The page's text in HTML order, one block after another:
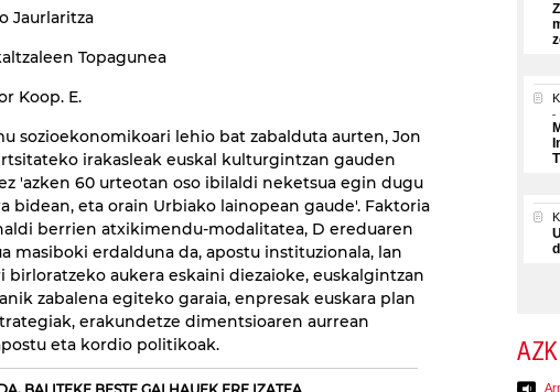
Topagunea
Koop. E.
sozioekonomikoari lehio bat zabalduta aurten, Jon
irakasleak euskal kulturgintzan gauden
'azken 60 urteotan oso ibilaldi neketsua egin dugu
bidean, eta orain Urbiako lainopean gaude'. Faktoria
berrien atxikimendu-modalitatea, D ereduaren
masiboki erdalduna da, apostu instituzionala, lan
birloratzeko aukera eskaini diezaioke, euskalgintzan
zabalena egiteko garaia, enpresak euskara plan
erakundetze dimentsioaren aurrean
eta kordio politikoak.